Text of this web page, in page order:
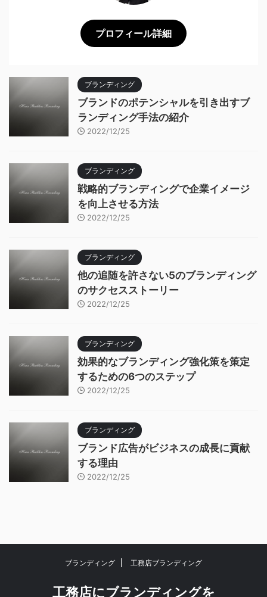
プロフィール詳細
ブランディング
ブランドのポテンシャルを引き出すブ
ランディング手法の紹介
2022/12/25
ブランディング
戦略的ブランディングで企業イメージ
を向上させる方法
2022/12/25
ブランディング
他の追随を許さない5のブランディング
のサクセスストーリー
2022/12/25
ブランディング
効果的なブランディング強化策を策定
するための6つのステップ
2022/12/25
ブランディング
ブランド広告がビジネスの成長に貢献
する理由
2022/12/25
ブランディング 工務店ブランディング
工務店にブランディングを